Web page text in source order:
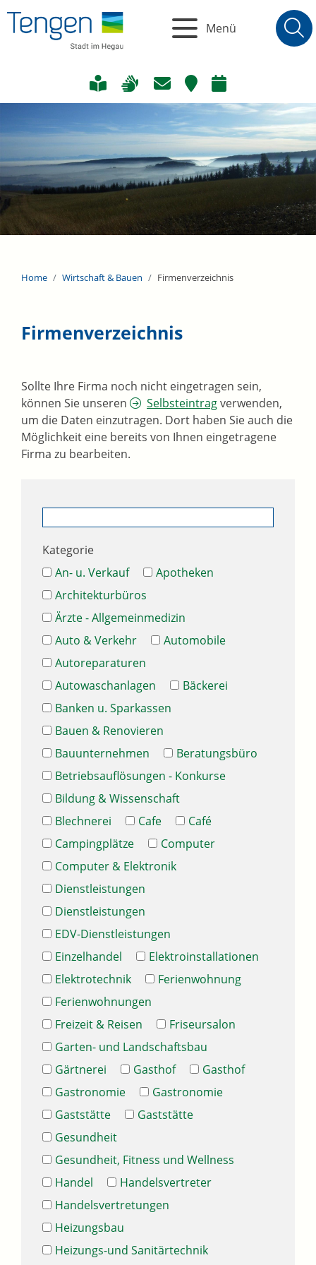
Menü
Home Wirtschaft & Bauen Firmenverzeichnis
Firmenverzeichnis
Sollte Ihre Firma noch nicht eingetragen sein,
können Sie unseren
Selbsteintragverwenden,
um die Daten einzutragen. Dort haben Sie auch die
Möglichkeit eine bereits von Ihnen eingetragene
Firma zu bearbeiten.
Kategorie
An- u. Verkauf
Apotheken
Architekturbüros
Ärzte - Allgemeinmedizin
Auto & Verkehr
Automobile
Autoreparaturen
Autowaschanlagen
Bäckerei
Banken u. Sparkassen
Bauen & Renovieren
Bauunternehmen
Beratungsbüro
Betriebsauflösungen - Konkurse
Bildung & Wissenschaft
Blechnerei
Cafe
Café
Campingplätze
Computer
Computer & Elektronik
Dienstleistungen
Dienstleistungen
EDV-Dienstleistungen
Einzelhandel
Elektroinstallationen
Elektrotechnik
Ferienwohnung
Ferienwohnungen
Freizeit & Reisen
Friseursalon
Garten- und Landschaftsbau
Gärtnerei
Gasthof
Gasthof
Gastronomie
Gastronomie
Gaststätte
Gaststätte
Gesundheit
Gesundheit, Fitness und Wellness
Handel
Handelsvertreter
Handelsvertretungen
Heizungsbau
Heizungs-und Sanitärtechnik